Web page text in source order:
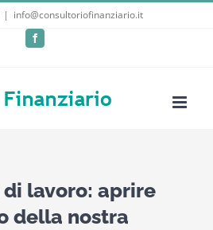
| info@consultoriofinanziario.it
Facebook
lavoro: aprire
della nostra